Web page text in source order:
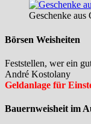
Geschenke aus
Börsen Weisheiten
Feststellen, wer ein
André Kostolany
Geldanlage für
Bauernweisheit im